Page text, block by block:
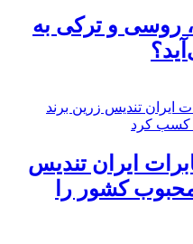
روسی و ترکی به
ایران تندیس
کشور را